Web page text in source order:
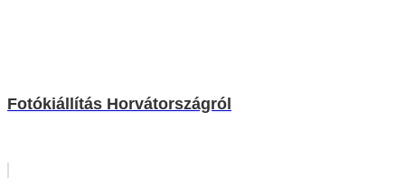
Fotókiállítás Horvátországról